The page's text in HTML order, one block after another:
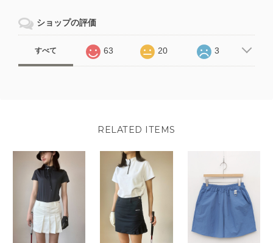
ショップの評価
すべて 63 20 3
RELATED ITEMS